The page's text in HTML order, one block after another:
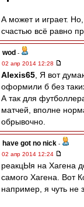
А может и играет.
счастью всё равно
wod -
02 апр 2014 12:28
Alexis65 , Я вот
оформили б без
А так для
матчей, вполне
обрывочно.
have got no nick -
02 апр 2014 12:24
реакцЫя на Хагена
самого Хагена. Вот
например, я чуть не